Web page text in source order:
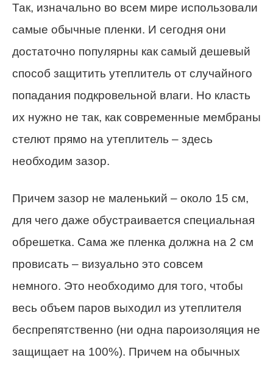
Так, изначально во всем мире использовали
самые обычные пленки. И сегодня они
достаточно популярны как самый дешевый
способ защитить утеплитель от случайного
попадания подкровельной влаги. Но класть
их нужно не так, как современные мембраны
стелют прямо на утеплитель – здесь
необходим зазор.
Причем зазор не маленький – около 15 см,
для чего даже обустраивается специальная
обрешетка. Сама же пленка должна на 2 см
провисать – визуально это совсем
немного. Это необходимо для того, чтобы
весь объем паров выходил из утеплителя
беспрепятственно (ни одна пароизоляция не
защищает на 100%). Причем на обычных